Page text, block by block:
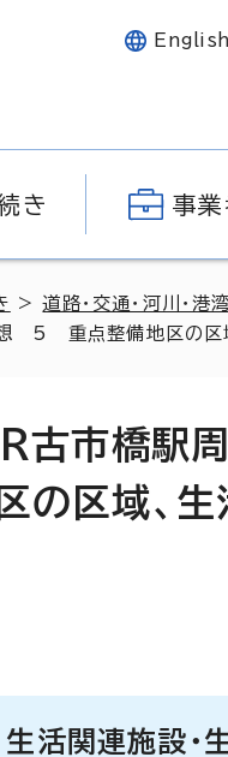
English
き 事
>道路・交通・河川・港湾
5 重点整備地区の区
古市橋駅
区域、生
活関連施設・